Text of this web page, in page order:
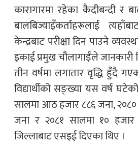
कारागारमा रहेका कैदीबन्दी र
बालबिज्याइँकर्ताहरूलाई
केन्द्रबाट परीक्षा दिन पाउने
इकाई प्रमुख चौलागाईँले जानकारी
तीन वर्षमा लगातार वृद्धि हुँदै
विद्यार्थीको सङ्ख्या यस वर्ष
सालमा आठ हजार ८८६ जना,
जना र २०८१ सालमा १० हजार
जिल्लाबाट एसइई दिएका थिए ।